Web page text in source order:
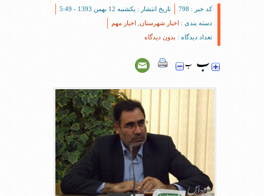
کد خبر : 798
تاریخ انتشار : یکشنبه 12 بهمن 1393 - 5:49
دسته بندی : اخبار شهرستان اخبار مهم
تعداد دیدگاه : بدون دیدگاه